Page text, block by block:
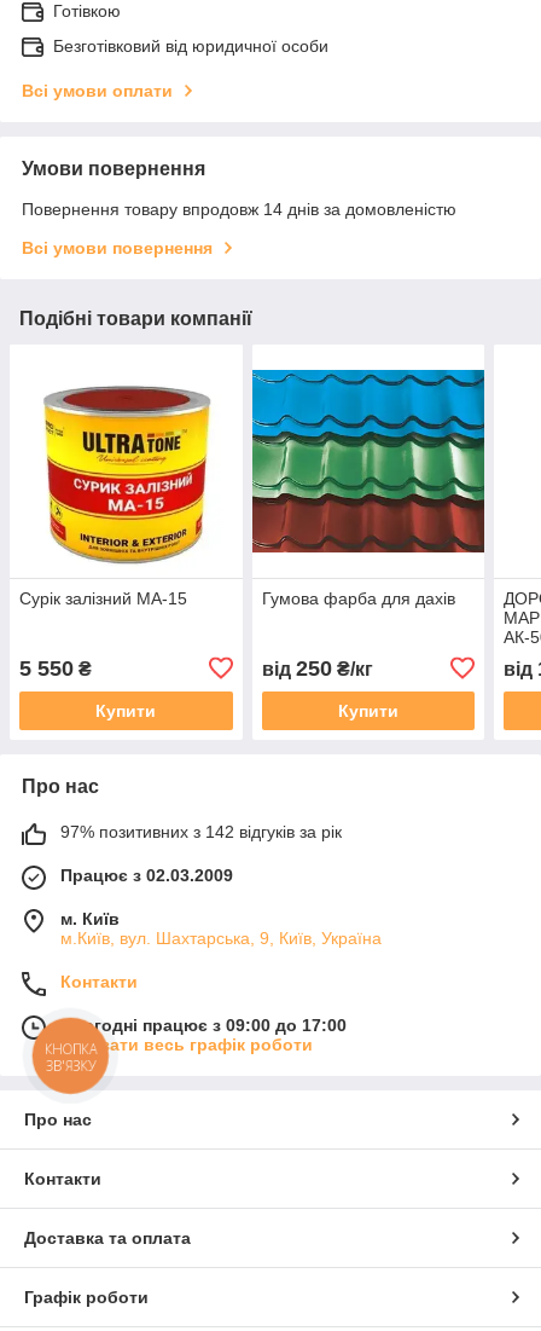
Готівкою
Безготівковий від юридичної особи
Всі умови оплати
Умови повернення
Повернення товару впродовж 14 днів за домовленістю
Всі умови повернення
Подібні товари компанії
Сурік залізний МА-15
5 550 ₴
Купити
Гумова фарба для дахів
від 250₴/кг
Купити
АК-
від
Про нас
97% позитивних з 142 відгуків за рік
Працює з 02.03.2009
м. Київ
м.Київ, вул. Шахтарська, 9, Київ, Україна
Контакти
Сьогодні працює з 09:00 до 17:00
Показати весь графік роботи
Про нас
Контакти
Доставка та оплата
Графік роботи
КНОПКА
ЗВ'ЯЗКУ